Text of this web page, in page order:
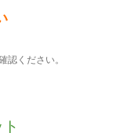
認ください。